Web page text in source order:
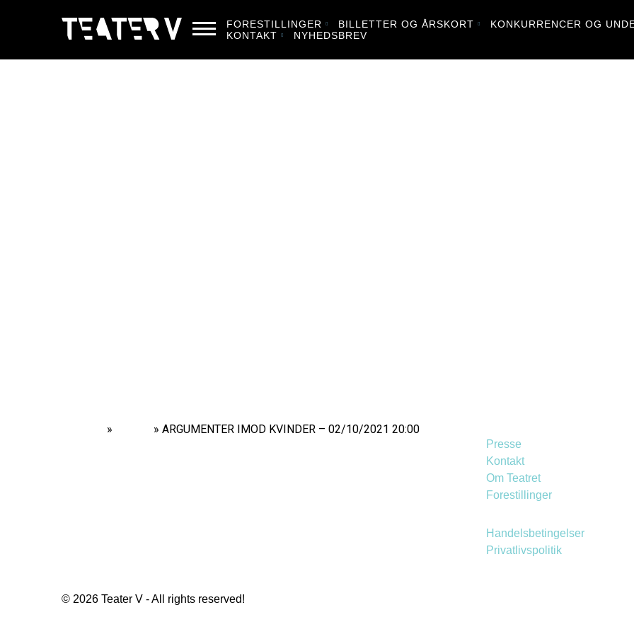
FORESTILLINGER BILLETTER OG ÅRSKORT KONKURRENCER OG
KONTAKT
NYHEDSBREV
» » ARGUMENTER IMOD KVINDER – 02/10/2021 20:00
Presse
Kontakt
Om Teatret
Forestillinger
Handelsbetingelser
Privatlivspolitik
© 2026 Teater V - All rights reserved!